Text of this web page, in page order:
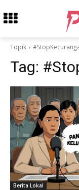
Topik
Tag:
Berita Lokal